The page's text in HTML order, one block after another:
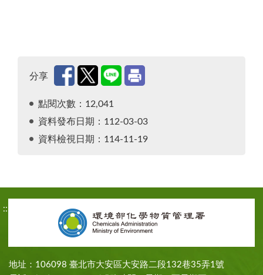
分享
點閱次數：12,041
資料發布日期：112-03-03
資料檢視日期：114-11-19
:::
地址：106098 臺北市大安區大安路二段132巷35弄1號